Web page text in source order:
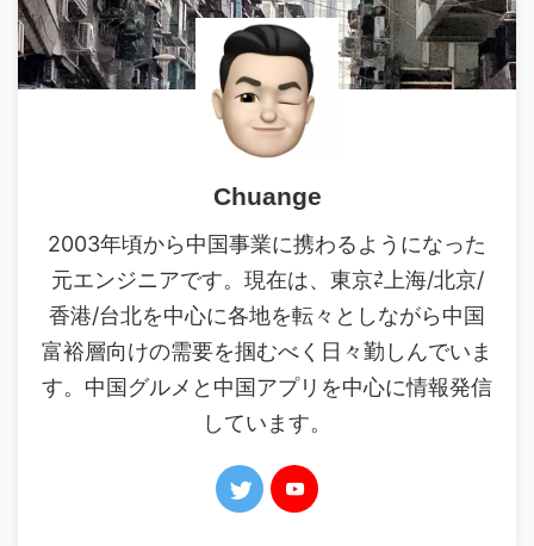
Chuange
2003年頃から中国事業に携わるようになった
元エンジニアです。現在は、東京⇄上海/北京/
香港/台北を中心に各地を転々としながら中国
富裕層向けの需要を掴むべく日々勤しんでいま
す。中国グルメと中国アプリを中心に情報発信
しています。